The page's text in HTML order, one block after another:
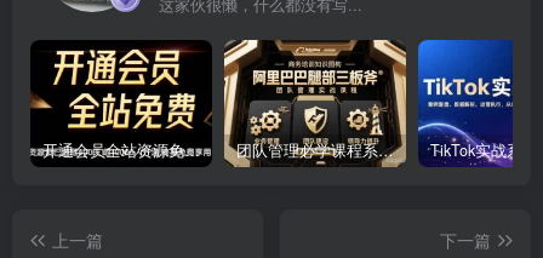
这家伙很懒，什么都没有写...
开通会员全站资源免费下载 开通VIP会员 HY资源库 团队管理必学课程系列，阿里巴巴“腿部三板斧”
上一篇
下一篇